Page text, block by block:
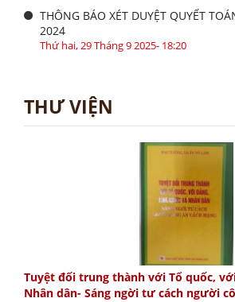
THÔNG BÁO XÉT DUYỆT QUYẾT
2024
Thứ hai, 29 Tháng 9 2025- 18:20
THƯ VIỆN
Tuyệt đối trung thành với Tổ quốc,
Nhân dân- Sáng ngời tư cách người